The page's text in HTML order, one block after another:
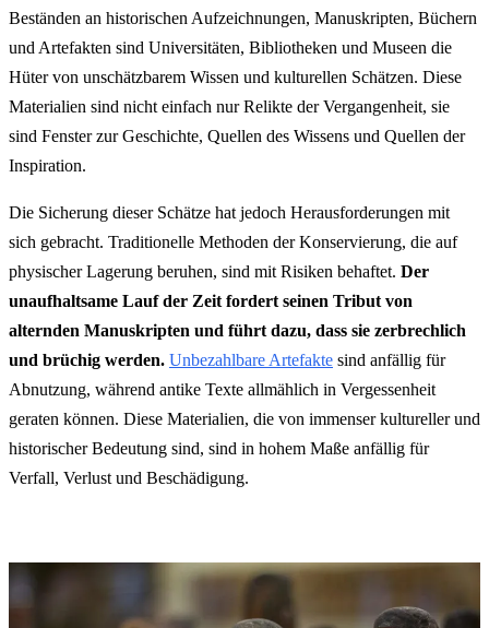
Beständen an historischen Aufzeichnungen, Manuskripten, Büchern
und Artefakten sind Universitäten, Bibliotheken und Museen die
Hüter von unschätzbarem Wissen und kulturellen Schätzen. Diese
Materialien sind nicht einfach nur Relikte der Vergangenheit, sie
sind Fenster zur Geschichte, Quellen des Wissens und Quellen der
Inspiration.
Die Sicherung dieser Schätze hat jedoch Herausforderungen mit
sich gebracht. Traditionelle Methoden der Konservierung, die auf
physischer Lagerung beruhen, sind mit Risiken behaftet. Der
unaufhaltsame Lauf der Zeit fordert seinen Tribut von
alternden Manuskripten und führt dazu, dass sie zerbrechlich
und brüchig werden. Unbezahlbare Artefakte sind anfällig für
Abnutzung, während antike Texte allmählich in Vergessenheit
geraten können. Diese Materialien, die von immenser kultureller und
historischer Bedeutung sind, sind in hohem Maße anfällig für
Verfall, Verlust und Beschädigung.